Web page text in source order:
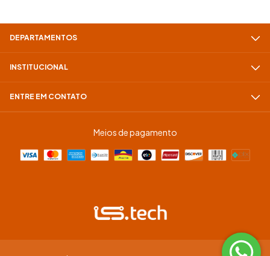
DEPARTAMENTOS
INSTITUCIONAL
ENTRE EM CONTATO
Meios de pagamento